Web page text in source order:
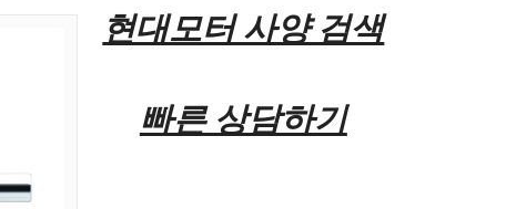
현대모터 사양 검색
빠른 상담하기